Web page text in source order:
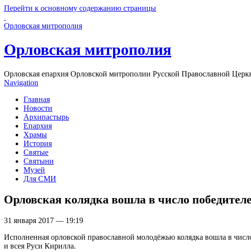
Перейти к основному содержанию страницы
Орловская митрополия
Орловская митрополия
Орловская епархия Орловской митрополии Русской Православной
Navigation
Главная
Новости
Архипастырь
Епархия
Храмы
История
Святые
Святыни
Музей
Для СМИ
Орловская колядка вошла в число
31 января 2017 — 19:19
Исполненная орловской православной молодёжью колядка вошла в
и всея Руси Кирилла.